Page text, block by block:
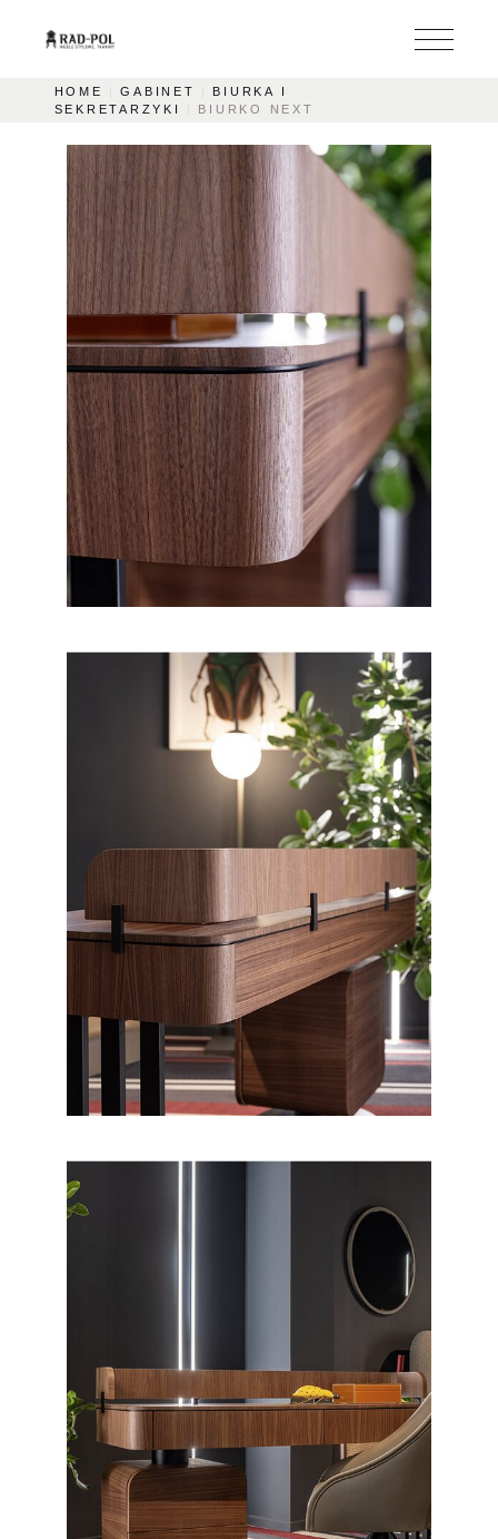
HOME GABINET
BIURKA I
SEKRETARZYKI
BIURKO NEXT